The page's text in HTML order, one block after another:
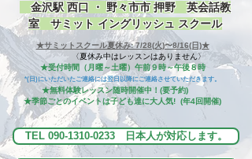
金沢駅 西口 ・ 野々市市 押野 英会話教
室 サミット イングリッシュ スクール
★サミットスクール夏休み: 7/28(火)〜8/16(日)★
​〈夏休み中はレッスンはありません〉
★受付時間（月曜～土曜）午前９時～午後８時
*(日)にいただいたご連絡には翌日以降にご連絡させていただきます。
★無料体験レッスン随時開催中！(要予約)
★季節ごとのイベントは子ども達に大人気! (年4回開催)
TEL 090-1310-0233 日本人が対応します。